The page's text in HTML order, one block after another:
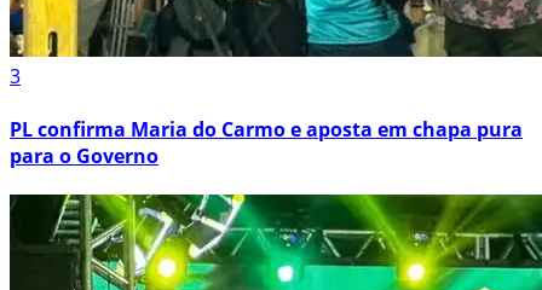
3
PL confirma Maria do Carmo e aposta em chapa pura
para o Governo